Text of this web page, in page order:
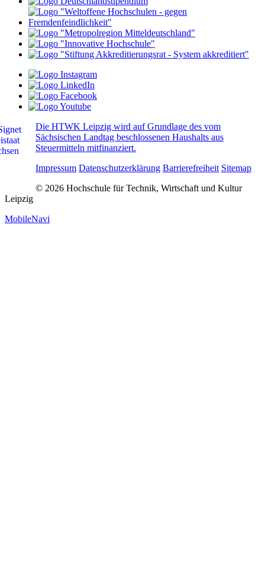
Die HTWK Leipzig wird auf Grundlage des vom
Sächsischen Landtag beschlossenen Haushalts aus
Steuermitteln mitfinanziert.
Impressum Datenschutzerklärung Barrierefreiheit Sitemap
© 2026 Hochschule für Technik, Wirtschaft und Kultur
Leipzig
MobileNavi